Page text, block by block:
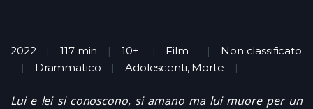
2022 117 min 10+ Film
Non classificato
Drammatico
Adolescenti, Morte
Lui e lei si conoscono, si amano ma lui muore per un